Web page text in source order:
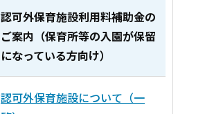
認可外保育施設利用料補助金の
ご案内（保育所等の入園が保留
になっている方向け）
認可外保育施設について（一